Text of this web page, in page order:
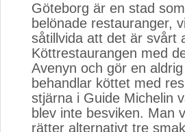
Göteborg är en stad
belönade restauranger,
såtillvida att det är svårt
Köttrestaurangen med
Avenyn och gör en
behandlar köttet med
stjärna i Guide Michelin
blev inte besviken. Man
rätter alternativt tre